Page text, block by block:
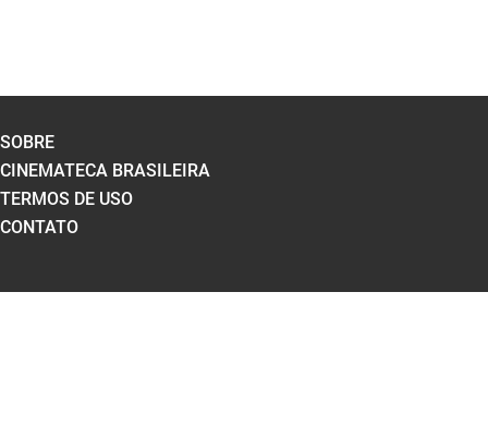
SOBRE
CINEMATECA BRASILEIRA
TERMOS DE USO
CONTATO